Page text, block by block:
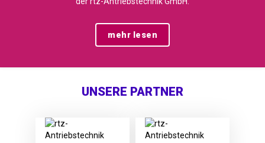
mehr lesen
UNSERE PARTNER